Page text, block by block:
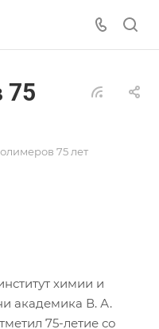
75
75 лет
химии и
академика В. А.
75-летие со